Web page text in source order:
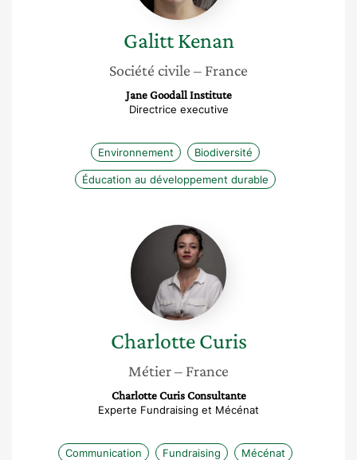
Galitt Kenan
Société civile – France
Jane Goodall Institute
Directrice executive
Environnement Biodiversité
Éducation au développement durable
Charlotte
Curis
Charlotte Curis
Métier– France
Charlotte Curis Consultante
Experte Fundraising et Mécénat
Communication Fundraising Mécénat